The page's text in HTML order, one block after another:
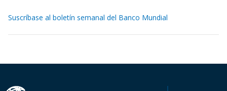
Suscríbase al boletín semanal del Banco Mundial